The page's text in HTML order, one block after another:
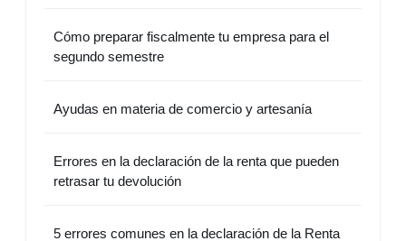
Cómo preparar fiscalmente tu empresa para el
segundo semestre
Ayudas en materia de comercio y artesanía
Errores en la declaración de la renta que pueden
retrasar tu devolución
5 errores comunes en la declaración de la Renta